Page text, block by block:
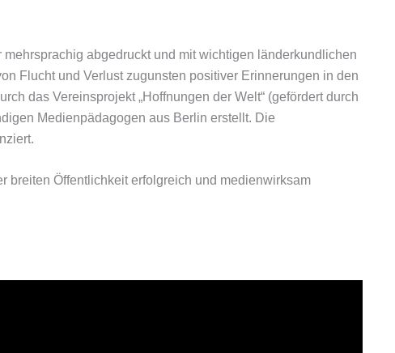
abgedruckt und mit wichtigen länder­kundlichen
Flucht und Verlust zugunsten positiver Erin­nerungen in den
das Vereinsprojekt „Hoffnungen der Welt“ (gefördert durch
Medienpädagogen aus Berlin erstellt. Die
breiten Öffentlichkeit erfolgreich und medienwirk­sam